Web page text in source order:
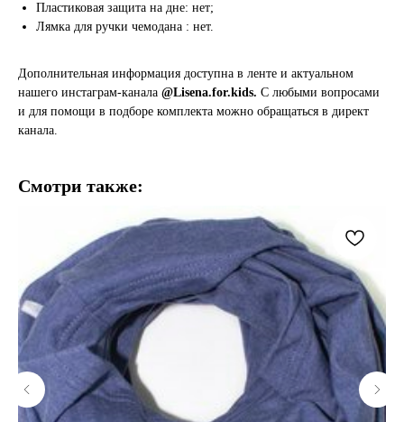
Пластиковая защита на дне: нет;
Лямка для ручки чемодана : нет.
Дополнительная информация доступна в ленте и актуальном
нашего инстаграм-канала @Lisena.for.kids. С любыми вопросами
и для помощи в подборе комплекта можно обращаться в директ
канала.
Смотри также: